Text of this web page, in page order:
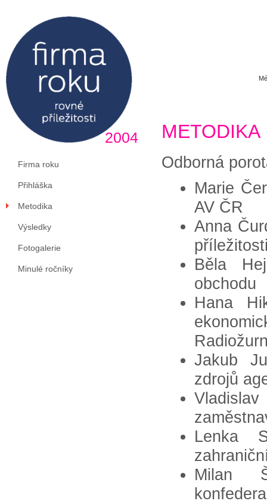
2004
Firma roku
Přihláška
Metodika
Výsledky
Fotogalerie
Minulé ročníky
METODIKA
Odborná
Marie
AV ČR
Anna
Běla
obchodu
Hana
Jakub
zdrojů
Lenka
Milan